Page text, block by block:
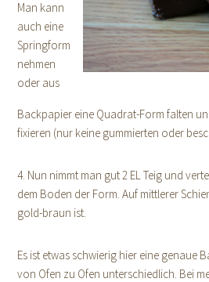
Man kann
auch eine
Springform
nehmen
oder aus
Backpapier eine Quadrat-Form falten
fixieren (nur keine gummierten oder
4. Nun nimmt man gut 2 EL Teig und
dem Boden der Form. Auf mittlerer
gold-braun ist.
Es ist etwas schwierig hier eine genaue
von Ofen zu Ofen unterschiedlich. Bei